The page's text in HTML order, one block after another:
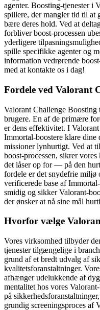
agenter. Boosting-tjenester i
spillere, der mangler tid til at
bære deres hold. Ved at
forbliver boost-processen
yderligere
spille specifikke agenter og
information vedrørende
med at kontakte os i dag!
Fordele ved Valorant
Valorant Challenge
brugere. En af de primære
er dens effektivitet. I
Immortal-boostere klare
missioner lynhurtigt. Ved at
boost-processen, sikrer
det låser op for — på den
fordele er det snydefrie miljø
verificerede base af
smidig og sikker Valorant-
der ønsker at nå sine mål
Hvorfor vælge
Vores virksomhed tilbyder
tjenester tilgængelige i
grund af et bredt udvalg af
kvalitetsforanstaltninger.
afhænger udelukkende af
mentalitet hos vores
på
grundig screeningsproces af